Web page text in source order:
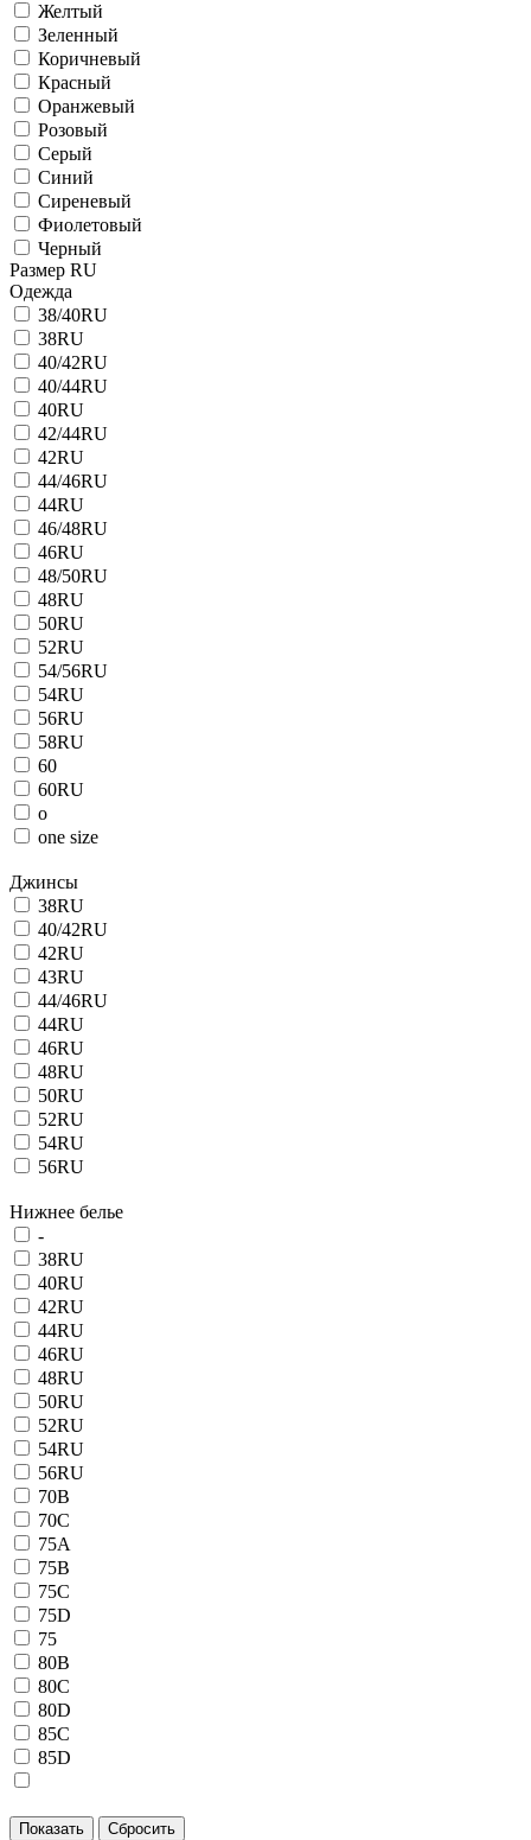
Желтый
Зеленный
Коричневый
Красный
Оранжевый
Розовый
Серый
Синий
Сиреневый
Фиолетовый
Черный
Размер RU
Одежда
38/40RU
38RU
40/42RU
40/44RU
40RU
42/44RU
42RU
44/46RU
44RU
46/48RU
46RU
48/50RU
48RU
50RU
52RU
54/56RU
54RU
56RU
58RU
60
60RU
o
one size
Джинсы
38RU
40/42RU
42RU
43RU
44/46RU
44RU
46RU
48RU
50RU
52RU
54RU
56RU
Нижнее белье
-
38RU
40RU
42RU
44RU
46RU
48RU
50RU
52RU
54RU
56RU
70B
70C
75A
75B
75C
75D
75
80B
80C
80D
85C
85D